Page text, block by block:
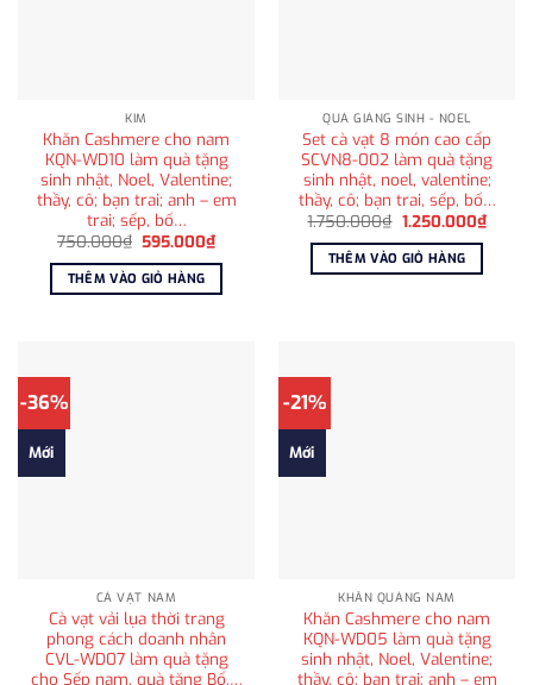
KIM
Khăn Cashmere cho nam
KQN-WD10 làm quà tặng
sinh nhật, Noel, Valentine;
thầy, cô; bạn trai; anh – em
trai; sếp, bố…
750.000₫ Giá
là:
750.000₫.
595.000₫Giá
tại
THÊM VÀO GIỎ HÀNG
QUÀ GIÁNG SINH - NOEL
Set cà vạt 8 món cao cấp
SCVN8-002 làm quà tặng
sinh nhật, noel, valentine;
thầy, cô; bạn trai, sếp, bố…
1.750.000₫ Giá
là:
1.750.000₫.
1.250.000₫Giá
THÊM VÀO GIỎ HÀNG
-36%
Mới
CÀ VẠT NAM
Cà vạt vải lụa thời trang
phong cách doanh nhân
CVL-WD07 làm quà tặng
cho Sếp nam. quà tặng Bố,…
-21%
Mới
KHĂN QUÀNG NAM
Khăn Cashmere cho nam
KQN-WD05 làm quà tặng
sinh nhật, Noel, Valentine;
thầy, cô; bạn trai; anh – em